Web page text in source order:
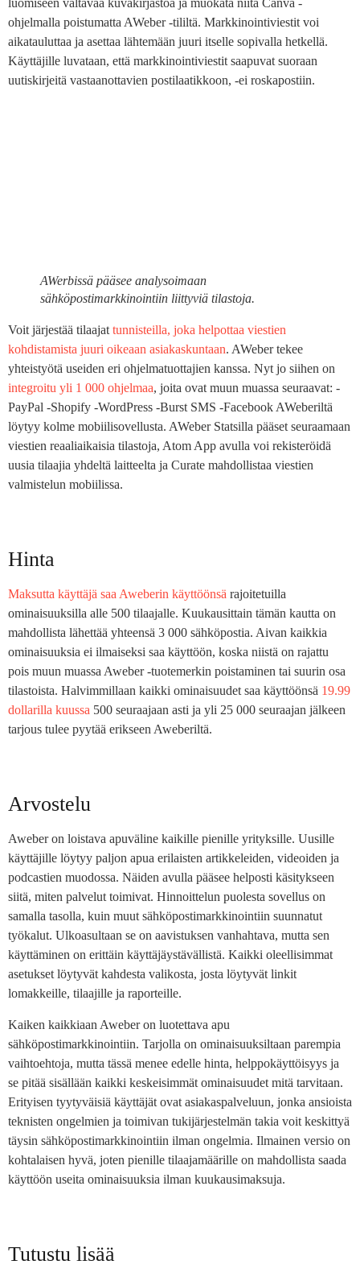
luomiseen valtavaa kuvakirjastoa ja muokata niitä Canva -
ohjelmalla poistumatta AWeber -tililtä. Markkinointiviestit voi
aikatauluttaa ja asettaa lähtemään juuri itselle sopivalla hetkellä.
Käyttäjille luvataan, että markkinointiviestit saapuvat suoraan
uutiskirjeitä vastaanottavien postilaatikkoon, -ei roskapostiin.
AWerbissä pääsee analysoimaan
sähköpostimarkkinointiin liittyviä tilastoja.
Voit järjestää tilaajattunnisteilla, joka helpottaa viestien
kohdistamista juuri oikeaan asiakaskuntaan. AWeber tekee
yhteistyötä useiden eri ohjelmatuottajien kanssa. Nyt jo siihen on
integroitu yli 1 000 ohjelmaa, joita ovat muun muassa seuraavat: -
PayPal -Shopify -WordPress -Burst SMS -Facebook AWeberiltä
löytyy kolme mobiilisovellusta. AWeber Statsilla pääset seuraamaan
viestien reaaliaikaisia tilastoja, Atom App avulla voi rekisteröidä
uusia tilaajia yhdeltä laitteelta ja Curate mahdollistaa viestien
valmistelun mobiilissa.
Hinta
Maksutta käyttäjä saa Aweberin käyttöönsä rajoitetuilla
ominaisuuksilla alle 500 tilaajalle. Kuukausittain tämän kautta on
mahdollista lähettää yhteensä 3 000 sähköpostia. Aivan kaikkia
ominaisuuksia ei ilmaiseksi saa käyttöön, koska niistä on rajattu
pois muun muassa Aweber -tuotemerkin poistaminen tai suurin osa
tilastoista. Halvimmillaan kaikki ominaisuudet saa käyttöönsä 19.99
dollarilla kuussa 500 seuraajaan asti ja yli 25 000 seuraajan jälkeen
tarjous tulee pyytää erikseen Aweberiltä.
Arvostelu
Aweber on loistava apuväline kaikille pienille yrityksille. Uusille
käyttäjille löytyy paljon apua erilaisten artikkeleiden, videoiden ja
podcastien muodossa. Näiden avulla pääsee helposti käsitykseen
siitä, miten palvelut toimivat. Hinnoittelun puolesta sovellus on
samalla tasolla, kuin muut sähköpostimarkkinointiin suunnatut
työkalut. Ulkoasultaan se on aavistuksen vanhahtava, mutta sen
käyttäminen on erittäin käyttäjäystävällistä. Kaikki oleellisimmat
asetukset löytyvät kahdesta valikosta, josta löytyvät linkit
lomakkeille, tilaajille ja raporteille.
Kaiken kaikkiaan Aweber on luotettava apu
sähköpostimarkkinointiin. Tarjolla on ominaisuuksiltaan parempia
vaihtoehtoja, mutta tässä menee edelle hinta, helppokäyttöisyys ja
se pitää sisällään kaikki keskeisimmät ominaisuudet mitä tarvitaan.
Erityisen tyytyväisiä käyttäjät ovat asiakaspalveluun, jonka ansioista
teknisten ongelmien ja toimivan tukijärjestelmän takia voit keskittyä
täysin sähköpostimarkkinointiin ilman ongelmia. Ilmainen versio on
kohtalaisen hyvä, joten pienille tilaajamäärille on mahdollista saada
käyttöön useita ominaisuuksia ilman kuukausimaksuja.
Tutustu lisää